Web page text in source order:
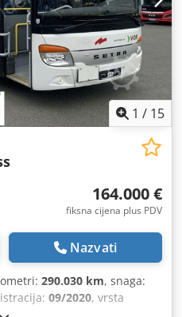
1 / 15
164.000 €
fiksna cijena plus PDV
Nazvati
290.030 km, snaga:
09/2020, vrsta